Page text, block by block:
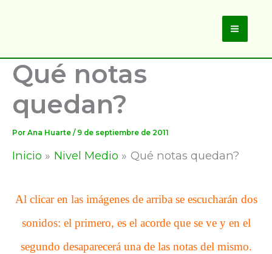
Main
Qué notas
quedan?
Por Ana Huarte / 9 de septiembre de 2011
Inicio Nivel Medio Qué notas quedan?
Al clicar en las imágenes de arriba se escucharán dos
sonidos: el primero, es el acorde que se ve y en el
segundo desaparecerá una de las notas del mismo.